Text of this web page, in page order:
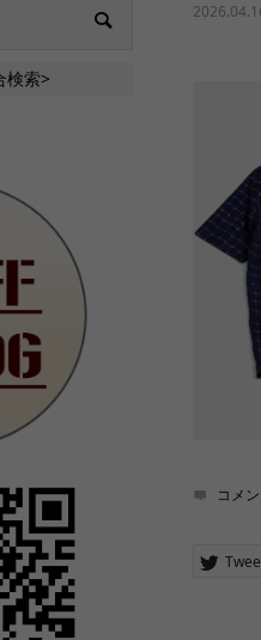
コメ
検索>